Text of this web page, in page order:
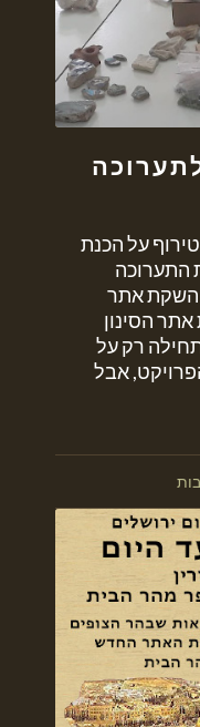
על הכנת
התערוכה
השקת אתר
הסינון
רק על
אבל